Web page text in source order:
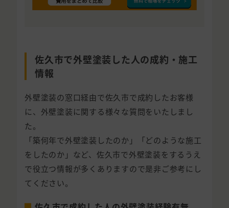
佐久市で外壁塗装した人の成約・施工
情報
外壁塗装の窓口経由で佐久市で成約したお客様
に、外壁塗装に関する様々な質問をいたしまし
た。
「築何年で外壁塗装したのか」「どのような施工
をしたのか」など、佐久市で外壁塗装をするうえ
で役立つ情報が多くありますので是非ご参考にし
てください。